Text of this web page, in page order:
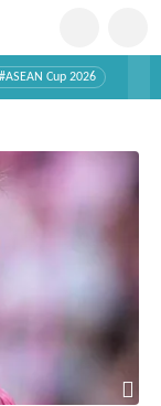
#ASEAN Cup 2026